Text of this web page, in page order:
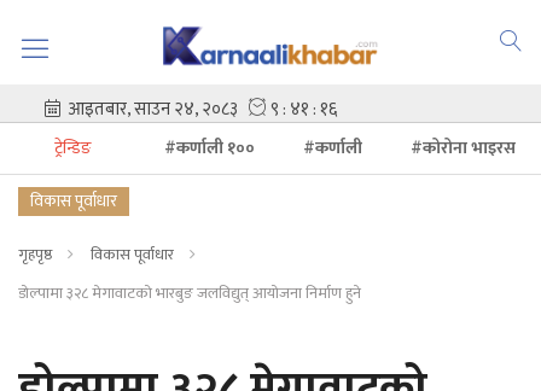
ट्रेन्डिङ #कर्णाली १०० #कर्णाली
#कोरोना भाइरस
विकास पूर्वाधार
गृहपृष्ठ
विकास पूर्वाधार
डोल्पामा ३२८ मेगावाटको भारबुङ जलविद्युत् आयोजना निर्माण हुने